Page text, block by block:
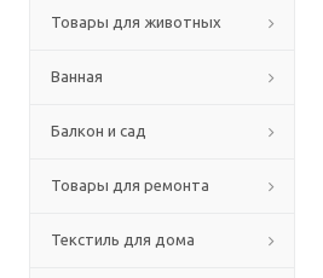
Товары для животных
Ванная
Балкон и сад
Товары для ремонта
Текстиль для дома